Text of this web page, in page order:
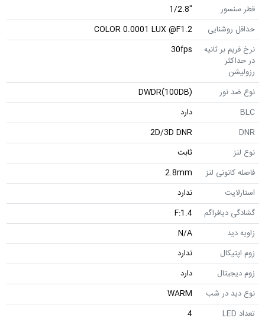
قطر سنسور
"1/2.8
حداقل روشنایی
COLOR 0.0001 LUX @F1.2
نرخ فریم بر ثانیه
در حداکثر
رزولیشن
30fps
نوع ضد نور
DWDR(100DB)
BLC
دارد
DNR
2D/3D DNR
نوع لنز
ثابت
فاصله کانونی لنز
2.8mm
استارلایت
ندارد
گشادگی دیافراگم
F:1.4
زاویه دید
N/A
زوم اپتیکال
ندارد
زوم دیجیتال
دارد
نوع دید در شب
WARM
تعداد LED
4